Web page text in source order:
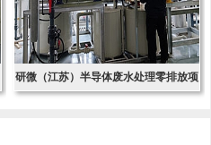
研微（江苏）半导体废水处理零排放项